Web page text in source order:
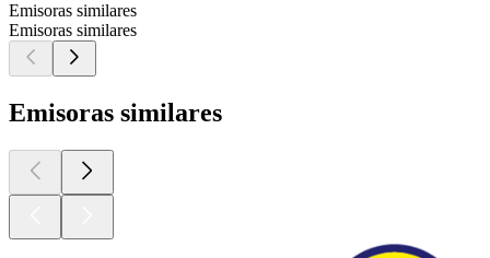
Emisoras similares
Emisoras similares
Emisoras similares